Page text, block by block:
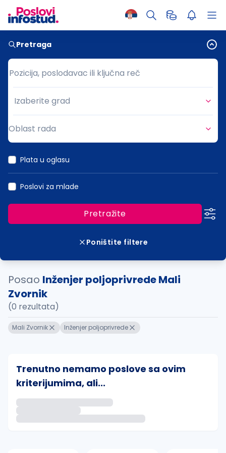
Pretraga
Pozicija, poslodavac ili ključna reč
Pozicija, poslodavac ili ključna reč
Grad
Izaberite grad
Oblast rada
Plata u oglasu
Poslovi za mlade
Pretražite
Poništite filtere
Posao Inženjer poljoprivrede Mali
Zvornik
(0 rezultata)
Mali Zvornik Inženjer poljoprivrede
Trenutno nemamo poslove sa ovim
kriterijumima, ali...